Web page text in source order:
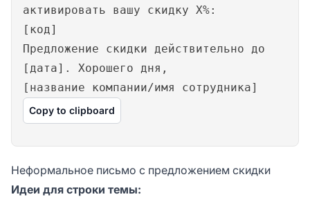
активировать вашу скидку X%:
[код]
Предложение скидки действительно до
[дата]. Хорошего дня,
[название компании/имя сотрудника]
Copy to clipboard
Неформальное письмо с предложением скидки
Идеи для строки темы: